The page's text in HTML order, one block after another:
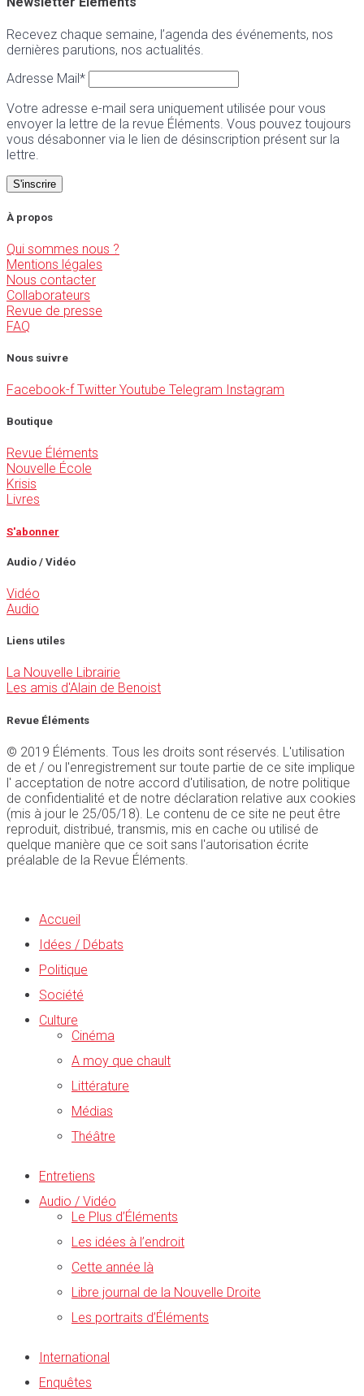
Recevez chaque semaine, l’agenda des événements, nos
dernières parutions, nos actualités.
Adresse Mail*
Votre adresse e-mail sera uniquement utilisée pour vous
envoyer la lettre de la revue Éléments. Vous pouvez toujours
vous désabonner via le lien de désinscription présent sur la
lettre.
À propos
Qui sommes nous ?
Mentions légales
Nous contacter
Collaborateurs
Revue de presse
FAQ
Nous suivre
Facebook-f Twitter Youtube Telegram Instagram
Boutique
Revue Éléments
Nouvelle École
Krisis
Livres
S'abonner
Audio / Vidéo
Vidéo
Audio
Liens utiles
La Nouvelle Librairie
Les amis d'Alain de Benoist
Revue Éléments
© 2019 Éléments. Tous les droits sont réservés. L'utilisation
de et / ou l'enregistrement sur toute partie de ce site implique
l' acceptation de notre accord d'utilisation, de notre politique
de confidentialité et de notre déclaration relative aux cookies
(mis à jour le 25/05/18). Le contenu de ce site ne peut être
reproduit, distribué, transmis, mis en cache ou utilisé de
quelque manière que ce soit sans l'autorisation écrite
préalable de la Revue Éléments.
Accueil
Idées / Débats
Politique
Société
Culture
Cinéma
A moy que chault
Littérature
Médias
Théâtre
Entretiens
Audio / Vidéo
Le Plus d’Éléments
Les idées à l’endroit
Cette année là
Libre journal de la Nouvelle Droite
Les portraits d’Éléments
International
Enquêtes